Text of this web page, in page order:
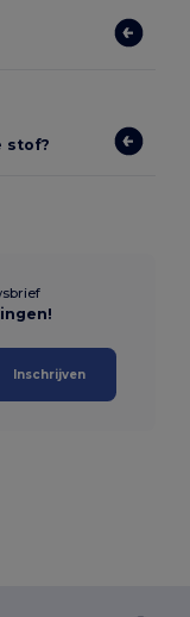
stof?
Inschrijven